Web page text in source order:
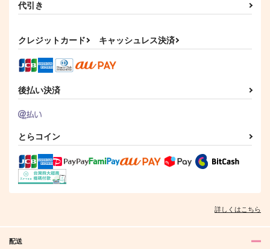
代引き
クレジットカード キャッシュレス決済
後払い決済
とらコイン
詳しくはこちら
配送